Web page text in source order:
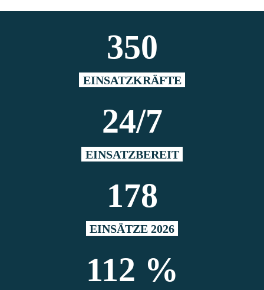
350
EINSATZKRÄFTE
24/7
EINSATZBEREIT
178
EINSÄTZE 2026
112 %